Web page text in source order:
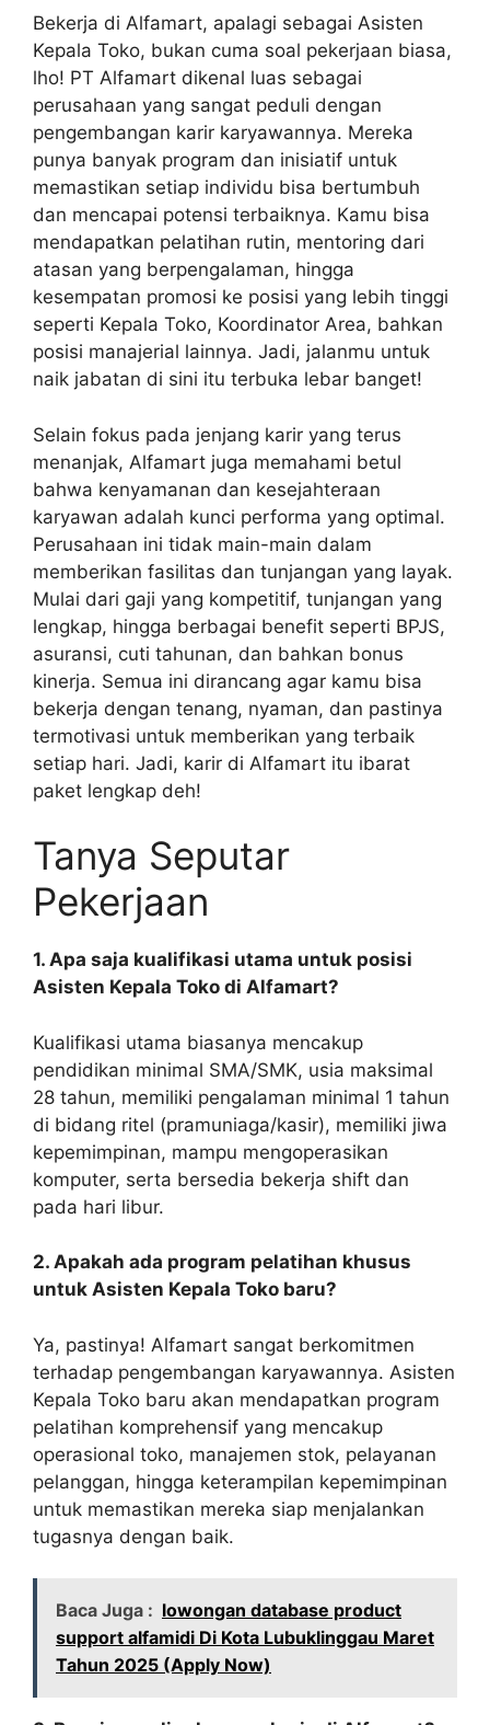
Bekerja di Alfamart, apalagi sebagai Asisten
Kepala Toko, bukan cuma soal pekerjaan biasa,
lho! PT Alfamart dikenal luas sebagai
perusahaan yang sangat peduli dengan
pengembangan karir karyawannya. Mereka
punya banyak program dan inisiatif untuk
memastikan setiap individu bisa bertumbuh
dan mencapai potensi terbaiknya. Kamu bisa
mendapatkan pelatihan rutin, mentoring dari
atasan yang berpengalaman, hingga
kesempatan promosi ke posisi yang lebih tinggi
seperti Kepala Toko, Koordinator Area, bahkan
posisi manajerial lainnya. Jadi, jalanmu untuk
naik jabatan di sini itu terbuka lebar banget!
Selain fokus pada jenjang karir yang terus
menanjak, Alfamart juga memahami betul
bahwa kenyamanan dan kesejahteraan
karyawan adalah kunci performa yang optimal.
Perusahaan ini tidak main-main dalam
memberikan fasilitas dan tunjangan yang layak.
Mulai dari gaji yang kompetitif, tunjangan yang
lengkap, hingga berbagai benefit seperti BPJS,
asuransi, cuti tahunan, dan bahkan bonus
kinerja. Semua ini dirancang agar kamu bisa
bekerja dengan tenang, nyaman, dan pastinya
termotivasi untuk memberikan yang terbaik
setiap hari. Jadi, karir di Alfamart itu ibarat
paket lengkap deh!
Tanya Seputar
Pekerjaan
1. Apa saja kualifikasi utama untuk posisi
Asisten Kepala Toko di Alfamart?
Kualifikasi utama biasanya mencakup
pendidikan minimal SMA/SMK, usia maksimal
28 tahun, memiliki pengalaman minimal 1 tahun
di bidang ritel (pramuniaga/kasir), memiliki jiwa
kepemimpinan, mampu mengoperasikan
komputer, serta bersedia bekerja shift dan
pada hari libur.
2. Apakah ada program pelatihan khusus
untuk Asisten Kepala Toko baru?
Ya, pastinya! Alfamart sangat berkomitmen
terhadap pengembangan karyawannya. Asisten
Kepala Toko baru akan mendapatkan program
pelatihan komprehensif yang mencakup
operasional toko, manajemen stok, pelayanan
pelanggan, hingga keterampilan kepemimpinan
untuk memastikan mereka siap menjalankan
tugasnya dengan baik.
Baca Juga : lowongan database product
support alfamidi Di Kota Lubuklinggau Maret
Tahun 2025 (Apply Now)